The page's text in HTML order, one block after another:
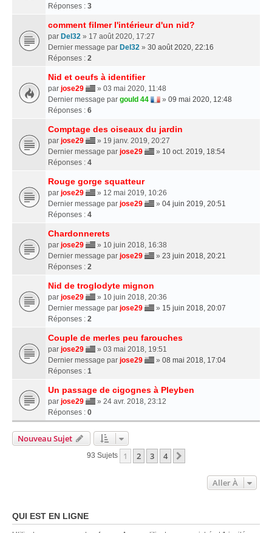
Réponses : 3
comment filmer l'intérieur d'un nid?
par Del32 » 17 août 2020, 17:27
Dernier message par Del32 » 30 août 2020, 22:16
Réponses : 2
Nid et oeufs à identifier
par jose29
» 03 mai 2020, 11:48
Dernier message par gould 44 » 09 mai 2020, 12:48
Réponses : 6
Comptage des oiseaux du jardin
par jose29
» 19 janv. 2019, 20:27
Dernier message par jose29 » 10 oct. 2019, 18:54
Réponses : 4
Rouge gorge squatteur
par jose29
» 12 mai 2019, 10:26
Dernier message par jose29 » 04 juin 2019, 20:51
Réponses : 4
Chardonnerets
par jose29
» 10 juin 2018, 16:38
Dernier message par jose29 » 23 juin 2018, 20:21
Réponses : 2
Nid de troglodyte mignon
par jose29
» 10 juin 2018, 20:36
Dernier message par jose29 » 15 juin 2018, 20:07
Réponses : 2
Couple de merles peu farouches
par jose29
» 03 mai 2018, 19:51
Dernier message par jose29 » 08 mai 2018, 17:04
Réponses : 1
Un passage de cigognes à Pleyben
par jose29
» 24 avr. 2018, 23:12
Réponses : 0
Nouveau Sujet
93 Sujets 1 2 3 4
Aller À
QUI EST EN LIGNE